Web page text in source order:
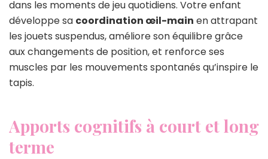
dans les moments de jeu quotidiens. Votre enfant
développe sa coordination œil-main en attrapant
les jouets suspendus, améliore son équilibre grâce
aux changements de position, et renforce ses
muscles par les mouvements spontanés qu’inspire le
tapis.
Apports cognitifs à court et long
terme